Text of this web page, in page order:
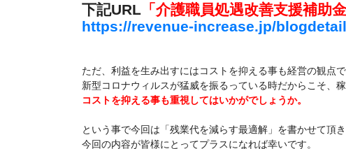
下記URL 「介護職員処遇改善支援補助
https://revenue-increase.jp/
ただ、利益を生み出すにはコストを抑える事も経営の観点
新型コロナウィルスが猛威を振るっている時だからこそ、
コストを抑える事も重視してはいかがでしょうか。
という事で今回は「残業代を減らす最適解」を書かせて頂き
今回の内容が皆様にとってプラスになれば幸いです。